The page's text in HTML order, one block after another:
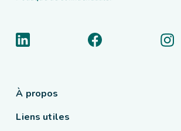
À propos
Liens utiles